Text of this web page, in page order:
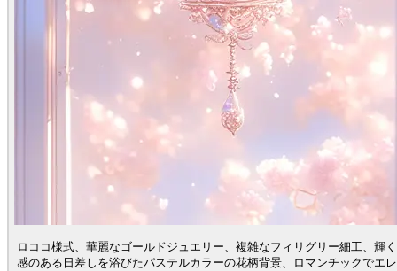
ロココ様式、華麗なゴールドジュエリー、複雑なフィリグリー細工、輝
感のある日差しを浴びたパステルカラーの花柄背景、ロマンチックでエ